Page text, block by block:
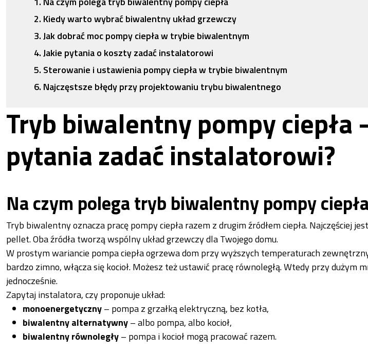
Kiedy warto wybrać biwalentny układ grzewczy
Jak dobrać moc pompy ciepła w trybie biwalentnym
Jakie pytania o koszty zadać instalatorowi
Sterowanie i ustawienia pompy ciepła w trybie biwalentnym
Najczęstsze błędy przy projektowaniu trybu biwalentnego
Tryb biwalentny pompy ciepła
pytania zadać instalatorowi?
Na czym polega tryb biwalentny pompy ciepła
Tryb biwalentny oznacza pracę pompy ciepła razem z drugim źródłem ciepła. Najczęściej
pellet. Oba źródła tworzą wspólny układ grzewczy dla Twojego domu.
W prostym wariancie pompa ciepła ogrzewa dom przy wyższych temperaturach
bardzo zimno, włącza się kocioł. Możesz też ustawić pracę równoległą. Wtedy przy dużym
jednocześnie.
Zapytaj instalatora, czy proponuje układ:
monoenergetyczny– pompa z grzałką elektryczną, bez kotła,
biwalentny alternatywny– albo pompa, albo kocioł,
biwalentny równoległy– pompa i kocioł mogą pracować razem.